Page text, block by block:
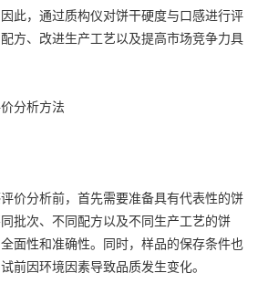
此，通过质构仪对饼干硬度与口感进行评
方、改进生产工艺以及提高市场竞争力具
分析方法
价分析前，首先需要准备具有代表性的饼
批次、不同配方以及不同生产工艺的饼
面性和准确性。同时，样品的保存条件也
前因环境因素导致品质发生变化。